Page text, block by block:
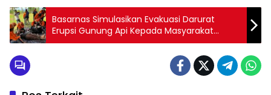
Basarnas Simulasikan Evakuasi Darurat
Erupsi Gunung Api Kepada Masyarakat
Lembata